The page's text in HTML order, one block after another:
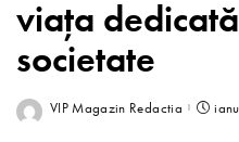
viața
societate
VIP Magazin Redactia